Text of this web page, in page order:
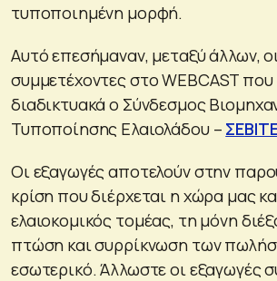
τυποποιημένη μορφή.
Αυτό επεσήμαναν, μεταξύ άλλων,
συμμετέχοντες στο WEBCAST
διαδικτυακά ο Σύνδεσμος
Τυποποίησης Ελαιολάδου –
Οι εξαγωγές αποτελούν στην
κρίση που διέρχεται η χώρα μας
ελαιοκομικός τομέας, τη μόνη
πτώση και συρρίκνωση των
εσωτερικό. Άλλωστε οι εξαγωγές